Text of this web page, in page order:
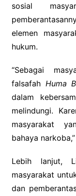
sosial
elemen
hukum.
“Sebagai
falsafah Huma
dalam
melindungi.
masyarakat
bahaya
Lebih lanjut,
masyarakat
dan